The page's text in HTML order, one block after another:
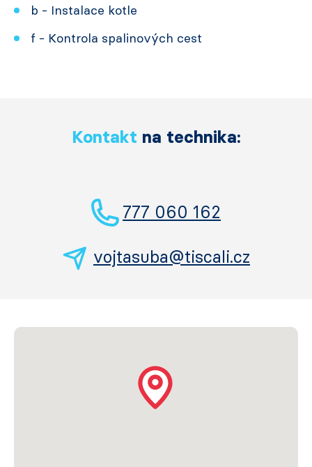
b - Instalace kotle
f - Kontrola spalinových cest
Kontakt na technika:
777 060 162
vojtasuba@tiscali.cz